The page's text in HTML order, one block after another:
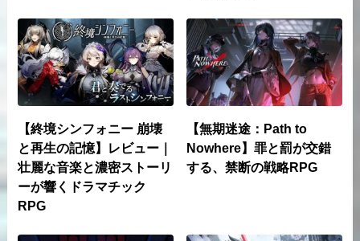
【終境シンフォニー 崩壊
と再生の記憶】レビュー｜
壮麗な音楽と濃密ストーリ
ーが響くドラマチック
RPG
【無期迷途：Path to
Nowhere】罪と罰が交錯
する、禁断の戦略RPG